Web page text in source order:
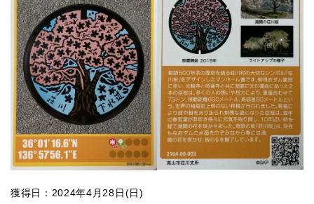
獲得日：2024年4月28日(日)